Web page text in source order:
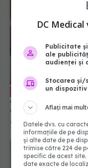
EXCLUSIV Boala cardiacă gravă care poate
apărea chiar de
stenoză aortică
06 feb 2026, 14:11
DC
Publicitate
ale
audienței și
Stocarea și/
un dispozitiv
Aflați mai
Datele dvs. cu
informațiile de pe
și alte date de pe
trimise către 224 de
specific de acest
date exacte de